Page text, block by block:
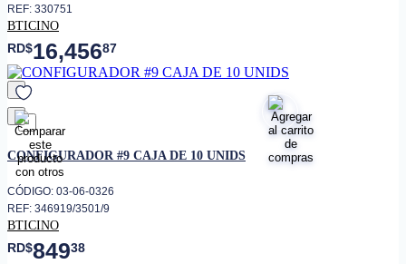
REF: 330751
BTICINO
RD$16,45687
favorito
CONFIGURADOR #9 CAJA DE 10 UNIDS
CÓDIGO: 03-06-0326
REF: 346919/3501/9
BTICINO
RD$84938